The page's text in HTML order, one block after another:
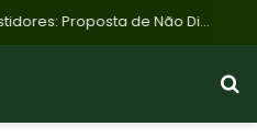
FII GSFI11 Surpreende Investidores: Proposta de Não Distribuir 95% do Lucro de R$ 42,8 Milhões no 1º Semestre de 2026 Choca Mercado